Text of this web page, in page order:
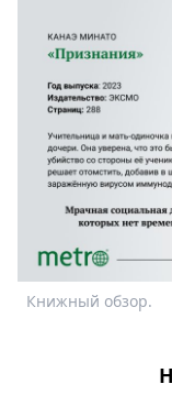
Книжный обзор.